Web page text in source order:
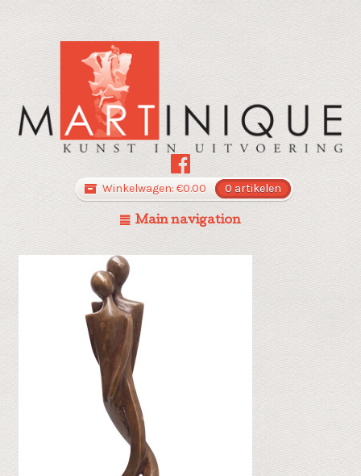
Winkelwagen: €0.00 0 artikelen
Main navigation